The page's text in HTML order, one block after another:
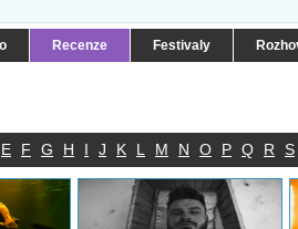
Recenze Festivaly
E F G H I J K L M N O P Q R S